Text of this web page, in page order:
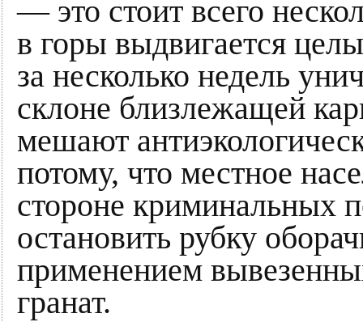
— это стоит всего
в горы выдвигается
за несколько недель
склоне близлежащей
мешают
потому, что местное
стороне криминальных
остановить рубку
применением
гранат.